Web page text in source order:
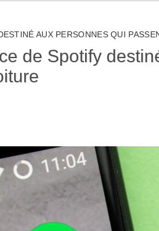
AUX PERSONNES QUI
de Spotify